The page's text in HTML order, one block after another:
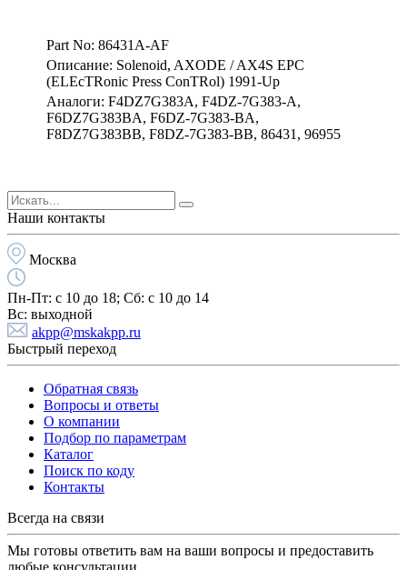
Part No: 86431A-AF
Описание: Solenoid, AXODE / AX4S EPC
(ELEcTRonic Press ConTRol) 1991-Up
Аналоги: F4DZ7G383A, F4DZ-7G383-A,
F6DZ7G383BA, F6DZ-7G383-BA,
F8DZ7G383BB, F8DZ-7G383-BB, 86431, 96955
Наши контакты
Москва
Пн-Пт: с 10 до 18; Cб: с 10 до 14
Вс: выходной
akpp@mskakpp.ru
Быстрый переход
Обратная связь
Вопросы и ответы
О компании
Подбор по параметрам
Каталог
Поиск по коду
Контакты
Всегда на связи
Мы готовы ответить вам на ваши вопросы и предоставить